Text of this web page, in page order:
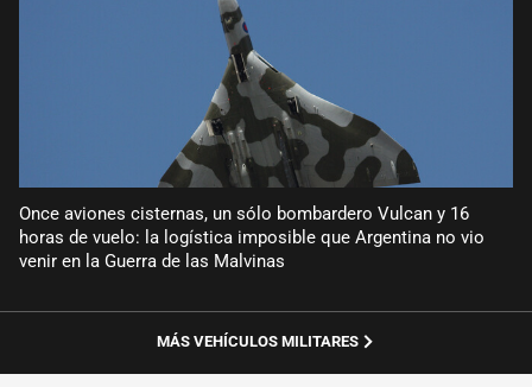
Once aviones cisternas, un sólo bombardero Vulcan y 16
horas de vuelo: la logística imposible que Argentina no vio
venir en la Guerra de las Malvinas
MÁS VEHÍCULOS MILITARES